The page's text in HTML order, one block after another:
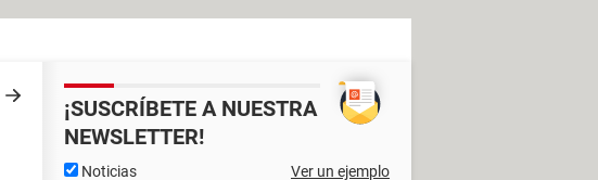
¡SUSCRÍBETE A NUESTRA
NEWSLETTER!
Noticias Ver un ejemplo